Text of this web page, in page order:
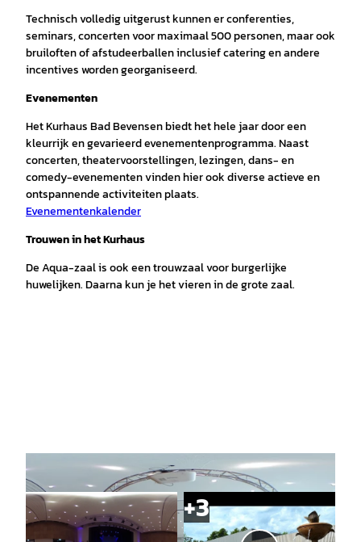
Technisch volledig uitgerust kunnen er conferenties,
seminars, concerten voor maximaal 500 personen, maar ook
bruiloften of afstudeerballen inclusief catering en andere
incentives worden georganiseerd.
Evenementen
Het Kurhaus Bad Bevensen biedt het hele jaar door een
kleurrijk en gevarieerd evenementenprogramma. Naast
concerten, theatervoorstellingen, lezingen, dans- en
comedy-evenementen vinden hier ook diverse actieve en
ontspannende activiteiten plaats.
Evenementenkalender
Trouwen in het Kurhaus
De Aqua-zaal is ook een trouwzaal voor burgerlijke
huwelijken. Daarna kun je het vieren in de grote zaal.